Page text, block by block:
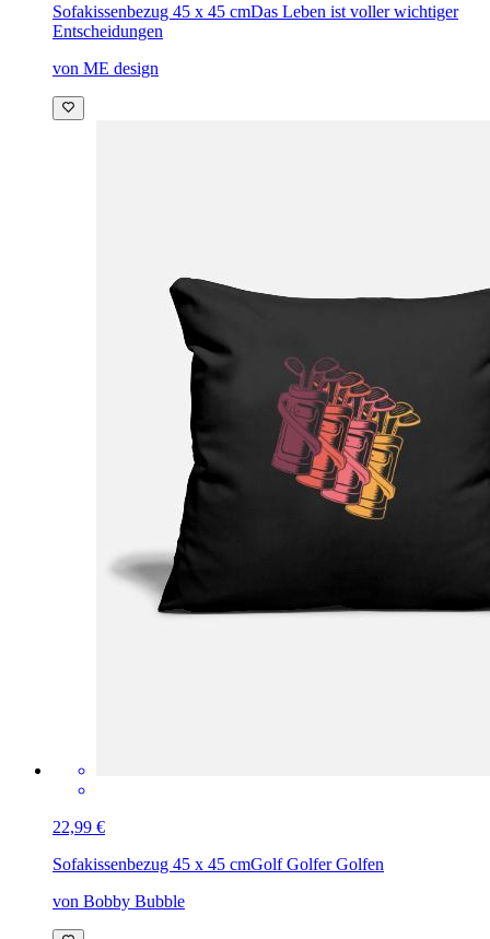
Sofakissenbezug 45 x 45 cmDas Leben ist voller wichtiger
Entscheidungen
von ME design
22,99 €
Sofakissenbezug 45 x 45 cmGolf Golfer Golfen
von Bobby Bubble